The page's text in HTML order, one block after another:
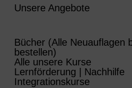
Unsere Angebote
Bücher (Alle Neuauflagen
bestellen)
Alle unsere Kurse
Lernförderung | Nachhilfe
Integrationskurse